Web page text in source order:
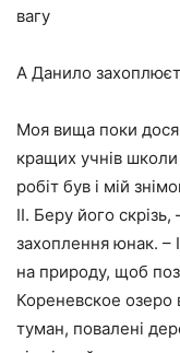
вагу
А Данило
Моя вища поки
кращих учнів
робіт був і мій
II. Беру його
захоплення юнак. –
на природу, щоб
Кореневское озеро
туман, повалені